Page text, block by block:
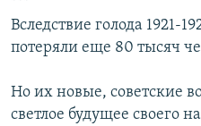
***
Вследствие голода 1921-
потеряли еще 80 тысяч
Но их новые, советские
светлое будущее своего